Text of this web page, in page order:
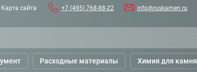
Карта сайта +7 (495) 768-88-22 info@ruskamen.ru
Расходные материалы Химия для камня